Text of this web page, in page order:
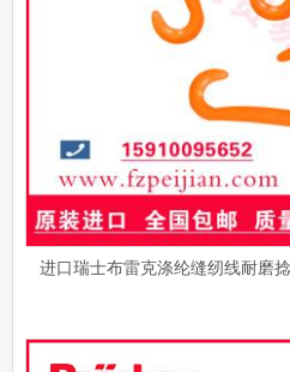
进口瑞士布雷克涤纶缝纫线耐磨